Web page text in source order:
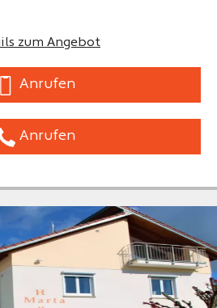
zum Angebot
Anrufen
Anrufen